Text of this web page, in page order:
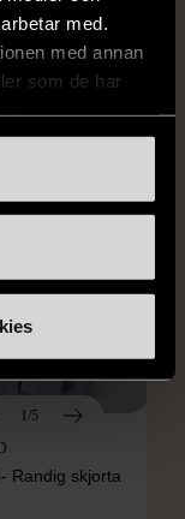
med.
med annan
som de har
linneskjorta
skick
1/5
Randig skjorta